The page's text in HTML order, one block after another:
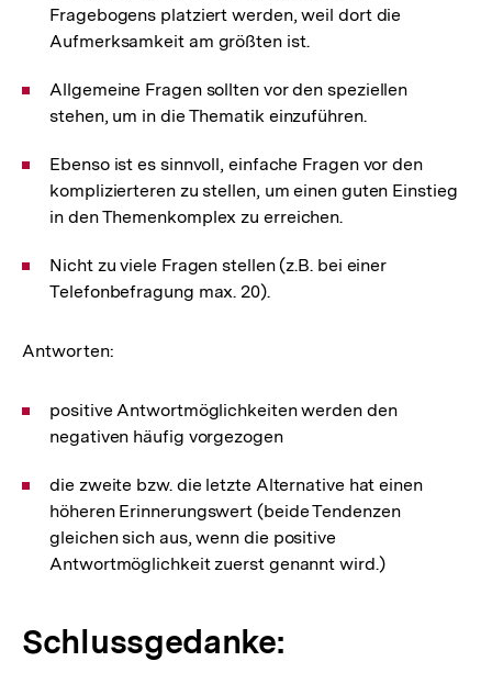
Fragebogens platziert werden, weil dort die
Aufmerksamkeit am größten ist.
Allgemeine Fragen sollten vor den speziellen
stehen, um in die Thematik einzuführen.
Ebenso ist es sinnvoll, einfache Fragen vor den
komplizierteren zu stellen, um einen guten Einstieg
in den Themenkomplex zu erreichen.
Nicht zu viele Fragen stellen (z.B. bei einer
Telefonbefragung max. 20).
Antworten:
positive Antwortmöglichkeiten werden den
negativen häufig vorgezogen
die zweite bzw. die letzte Alternative hat einen
höheren Erinnerungswert (beide Tendenzen
gleichen sich aus, wenn die positive
Antwortmöglichkeit zuerst genannt wird.)
Schlussgedanke: